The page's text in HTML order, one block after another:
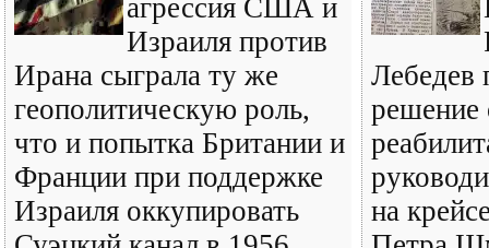
агрессия США и
Израиля против
Ирана сыграла ту же
геополитическую роль,
что и попытка Британии и
Франции при поддержке
Израиля оккупировать
Лебедев
решение
на